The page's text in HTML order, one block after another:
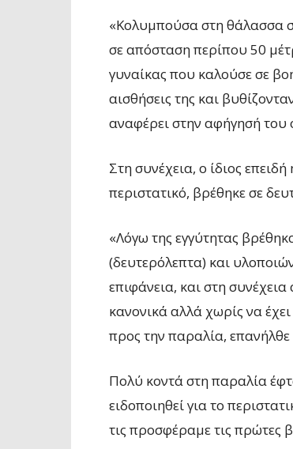
«Κολυμπούσα στη θάλασσα
σε απόσταση περίπου 50
γυναίκας που καλούσε σε
αισθήσεις της και
αναφέρει στην αφήγησή του
Στη συνέχεια, ο ίδιος
περιστατικό, βρέθηκε σε
«Λόγω της εγγύτητας
(δευτερόλεπτα) και
επιφάνεια, και στη
κανονικά αλλά χωρίς να
προς την παραλία, επανήλθε
Πολύ κοντά στη παραλία
ειδοποιηθεί για το
τις προσφέραμε τις πρώτες